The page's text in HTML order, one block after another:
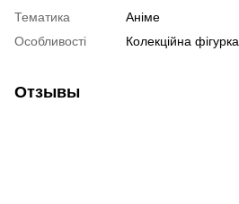
Тематика
Аніме
Особливості
Колекційна фігурка
Отзывы